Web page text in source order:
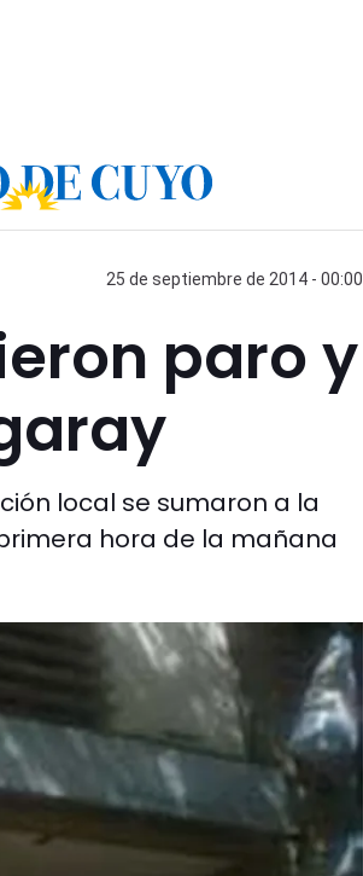
25 de septiembre de 2014 - 00:00
paro y
local se sumaron a la
hora de la mañana